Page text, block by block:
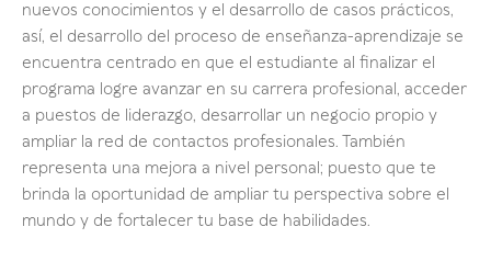
nuevos conocimientos y el desarrollo de casos prácticos,
así, el desarrollo del proceso de enseñanza-aprendizaje se
encuentra centrado en que el estudiante al finalizar el
programa logre avanzar en su carrera profesional, acceder
a puestos de liderazgo, desarrollar un negocio propio y
ampliar la red de contactos profesionales. También
representa una mejora a nivel personal; puesto que te
brinda la oportunidad de ampliar tu perspectiva sobre el
mundo y de fortalecer tu base de habilidades.